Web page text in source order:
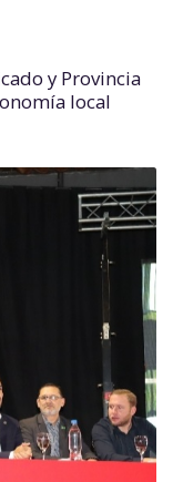
y Provincia
local